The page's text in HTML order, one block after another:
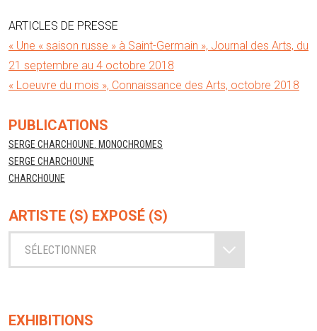
ARTICLES DE PRESSE
« Une « saison russe » à Saint-Germain », Journal des Arts, du
21 septembre au 4 octobre 2018
« Loeuvre du mois », Connaissance des Arts, octobre 2018
PUBLICATIONS
SERGE CHARCHOUNE. MONOCHROMES
SERGE CHARCHOUNE
CHARCHOUNE
ARTISTE (S) EXPOSÉ (S)
SÉLECTIONNER
EXHIBITIONS